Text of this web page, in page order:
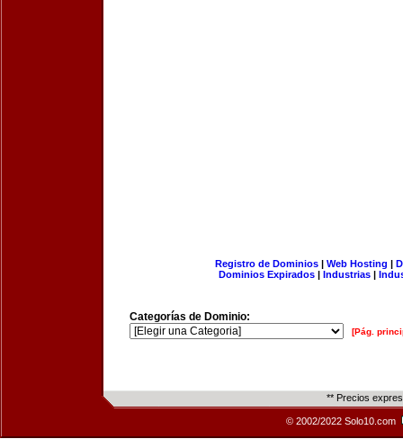
Registro de Dominios| Web Hosting |
Dominios Expirados | Industrias |
Categorías de Dominio:
[Pág.
** Precios
© 2002/2022 Solo10.com